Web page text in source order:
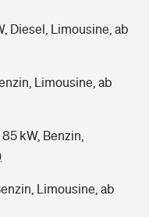
Diesel, Limousine, ab
Limousine, ab
kW, Benzin,
Limousine, ab